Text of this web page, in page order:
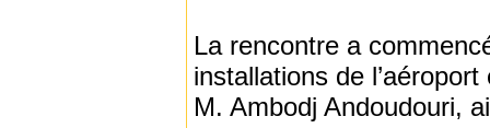
La rencontre a
installations de
M. Ambodj Andoudouri,